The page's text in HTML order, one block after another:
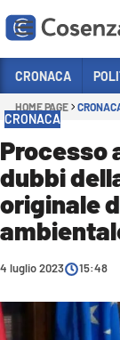
Sezioni
POLITICA
COSENZA
ECONOMIA E
ITALIA MONDO
SANITÀ
SPORT
CRONACA
HOME PAGE
CRONACA
Processo
dubbi
originale
4 luglio 2023 15:48